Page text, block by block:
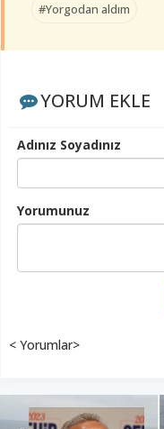
#Yorgodan aldım
YORUM EKLE
Adınız Soyadınız
Yorumunuz
< Yorumlar>